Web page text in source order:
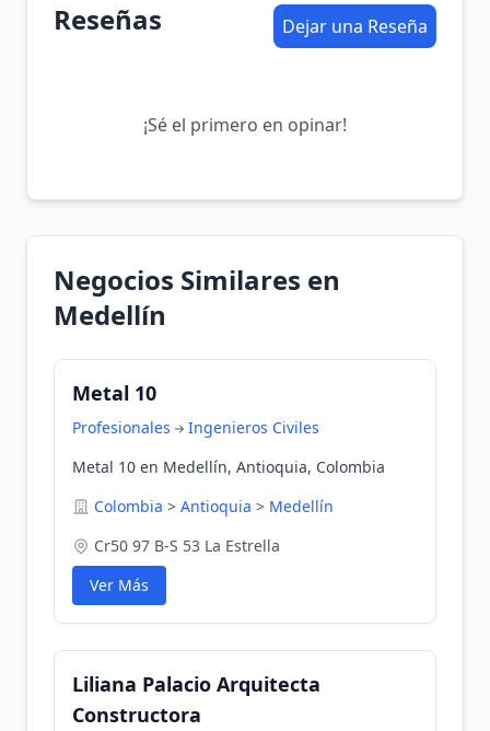
Reseñas Dejar una Reseña
¡Sé el primero en opinar!
Negocios Similares en
Medellín
Metal 10
Profesionales
Ingenieros Civiles
Metal 10 en Medellín, Antioquia, Colombia
Colombia > Antioquia > Medellín
Cr50 97 B-S 53 La Estrella
Ver Más
Liliana Palacio Arquitecta
Constructora